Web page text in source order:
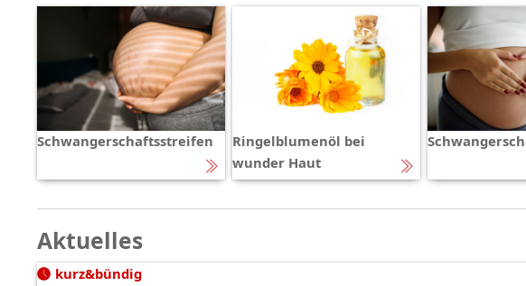
Schwangerschaftsstreifen
Ringelblumenöl bei
wunder Haut
Aktuelles
kurz&bündig